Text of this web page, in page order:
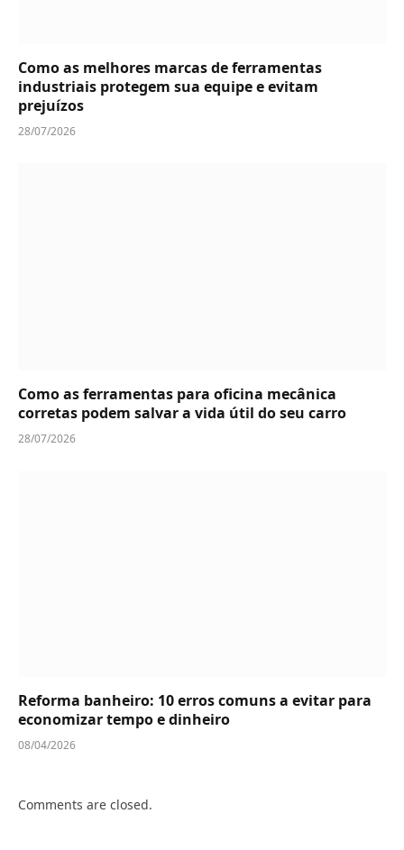
Como as melhores marcas de ferramentas
industriais protegem sua equipe e evitam
prejuízos
28/07/2026
Como as ferramentas para oficina mecânica
corretas podem salvar a vida útil do seu carro
28/07/2026
Reforma banheiro: 10 erros comuns a evitar para
economizar tempo e dinheiro
08/04/2026
Comments are closed.